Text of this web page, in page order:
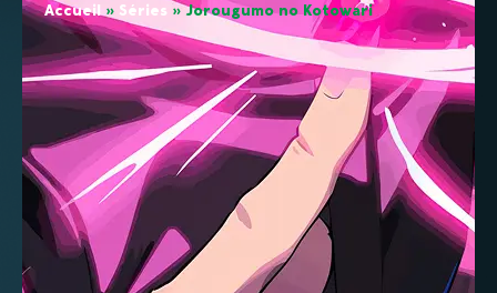
Accueil» Séries »Jorougumo no Kotowari